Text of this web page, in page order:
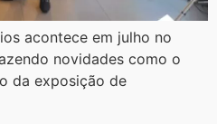
acontece em julho no
novidades como o
da exposição de